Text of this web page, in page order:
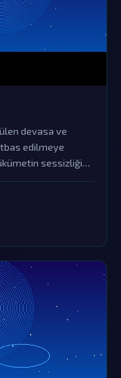
devasa ve
edilmeye
sessizliği
zekanın açık